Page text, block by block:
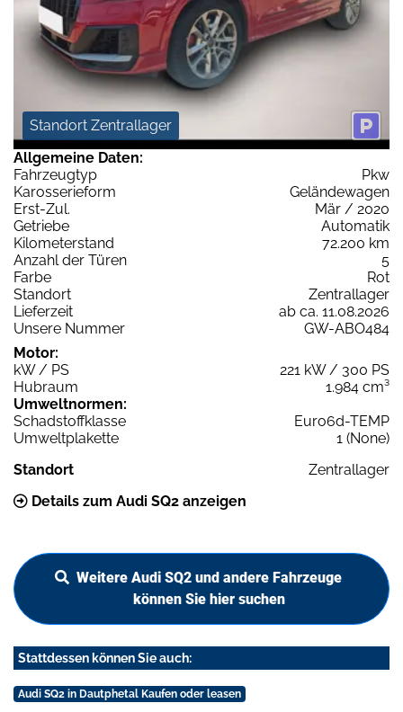
Standort Zentrallager
Allgemeine Daten:
Fahrzeugtyp
Pkw
Karosserieform
Geländewagen
Erst-Zul.
Mär / 2020
Getriebe
Automatik
Kilometerstand
72.200 km
Anzahl der Türen
5
Farbe
Rot
Standort
Zentrallager
Lieferzeit
ab ca. 11.08.2026
Unsere Nummer
GW-ABO484
Motor:
kW / PS
221 kW / 300 PS
Hubraum
1.984 cm³
Umweltnormen:
Schadstoffklasse
Euro6d-TEMP
Umweltplakette
1 (None)
Standort
Zentrallager
Details zum Audi SQ2 anzeigen
Weitere Audi SQ2 und andere Fahrzeuge
können Sie hier suchen
Stattdessen können Sie auch:
Audi SQ2 in Dautphetal Kaufen oder leasen